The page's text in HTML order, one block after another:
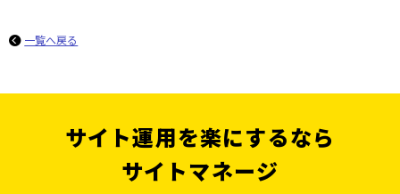
一覧へ戻る
サイト運用を楽にするなら
サイトマネージ